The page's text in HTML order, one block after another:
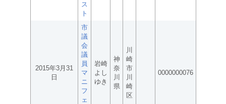
ス
ト
2015年3月31
日
市
議
会
議
員
マ
ニ
フ
ェ
岩崎
よし
ゆき
神
奈
川
県
川
崎
市
川
崎
区
0000000076